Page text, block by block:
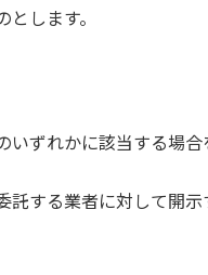
します。
ずれかに該当する場
託する業者に対して開示